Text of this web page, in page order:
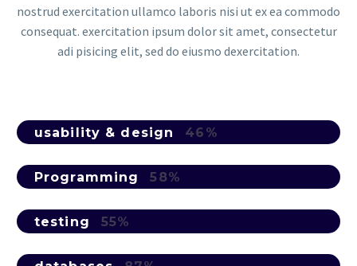
nostrud exercitation ullamco laboris nisi ut ex ea commodo
consequat. exercitation ipsum dolor sit amet, consectetur
adi pisicing elit, sed do eiusmo dexercitation.
usability & design 46%
Programming 58%
testing 55%